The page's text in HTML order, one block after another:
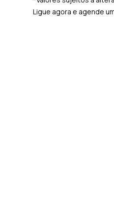
Ligue agora e agende